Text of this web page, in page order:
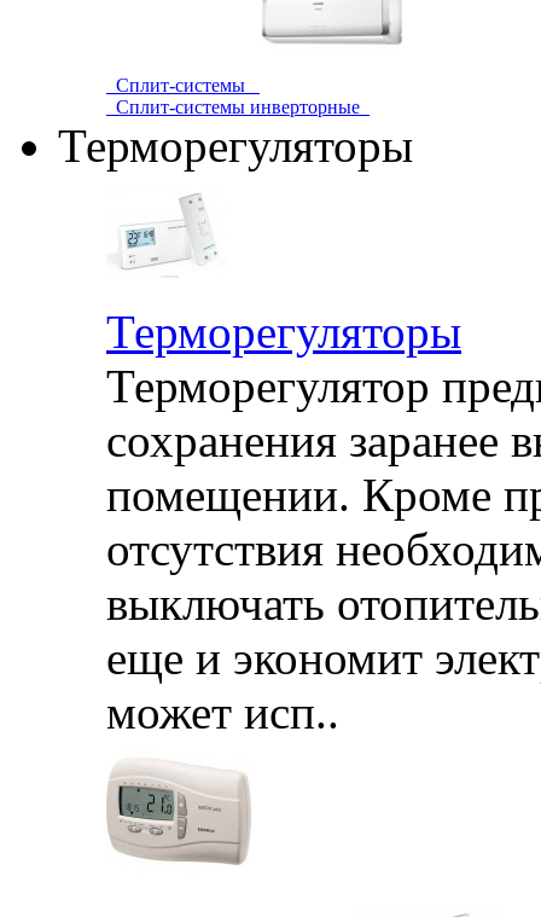
Сплит-системы
Сплит-системы инверторные
Терморегуляторы
Терморегуляторы
Терморегулятор
сохранения заранее
помещении. Кроме
отсутствия
выключать
еще и экономит
может исп..